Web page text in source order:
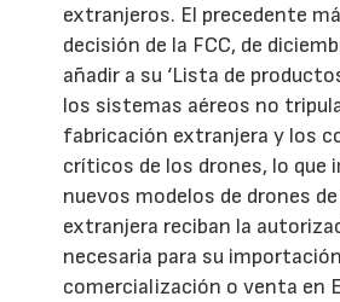
extranjeros. El precedente
decisión de la FCC, de
añadir a su ‘Lista de
los sistemas aéreos no
fabricación extranjera y los
críticos de los drones, lo que
nuevos modelos de drones
extranjera reciban la
necesaria para su
comercialización o venta en